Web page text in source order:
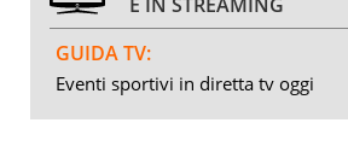
GUIDA TV:
Eventi sportivi in diretta tv oggi